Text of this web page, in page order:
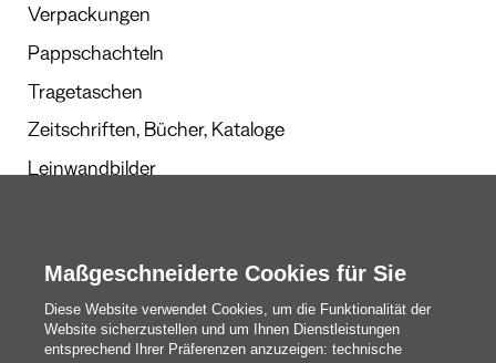
Verpackungen
Pappschachteln
Tragetaschen
Zeitschriften, Bücher, Kataloge
Leinwandbilder
Redaktion
Maßgeschneiderte Cookies für Sie
Diese Website verwendet Cookies, um die Funktionalität der
Website sicherzustellen und um Ihnen Dienstleistungen
entsprechend Ihrer Präferenzen anzuzeigen: technische